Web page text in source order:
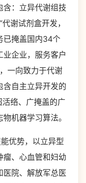
含：立异代谢组技
谢试剂盒开发，
已掩盖国内34个
企业，服务客户
一向致力于代谢
含自主立异开发的
络、广掩盖的广
机器学习算法。
优势，以立异型
瘤、心血管和妇幼
医院、解放军总医